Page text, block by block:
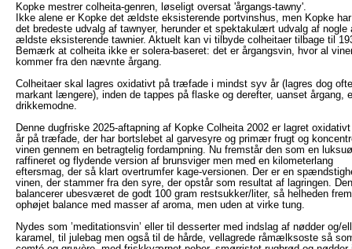
Kopke mestrer colheita-genren, løseligt oversat 'årgangs-tawny'.
Ikke alene er Kopke det ældste eksisterende portvinshus, men Kopke
det bredeste udvalg af tawnyer, herunder et spektakulært udvalg af nogle
ældste eksisterende tawnier. Aktuelt kan vi tilbyde colheitaer tilbage til
Bemærk at colheita ikke er solera-baseret: det er årgangsvin, hvor al
kommer fra den nævnte årgang.
Colheitaer skal lagres oxidativt på træfade i mindst syv år (lagres dog ofte
markant længere), inden de tappes på flaske og derefter, uanset årgang,
drikkemodne.
Denne dugfriske 2025-aftapning af Kopke Colheita 2002 er lagret
år på træfade, der har bortslebet al garvesyre og primær frugt og
vinen gennem en betragtelig fordampning. Nu fremstår den som en
raffineret og flydende version af brunsviger men med en kilometerlang
eftersmag, der så klart overtrumfer kage-versionen. Der er en
vinen, der stammer fra den syre, der opstår som resultat af lagringen. Den
balancerer ubesværet de godt 100 gram restsukker/liter, så helheden
ophøjet balance med masser af aroma, men uden at virke tung.
Nydes som ’meditationsvin’ eller til desserter med indslag af nødder og/
karamel, til julebag men også til de hårde, vellagrede råmælksoste så